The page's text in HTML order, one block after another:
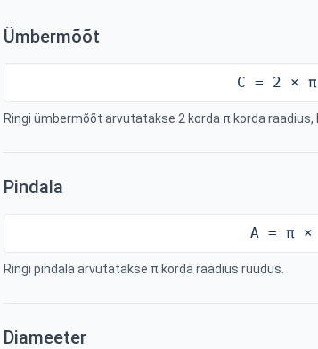
Ümbermõõt
C = 2 ×
Ringi ümbermõõt arvutatakse 2 korda π korda raadius,
Pindala
A = π ×
Ringi pindala arvutatakse π korda raadius ruudus.
Diameeter